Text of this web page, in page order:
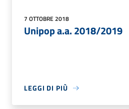
7 OTTOBRE 2018
Unipop a.a. 2018/2019
LEGGI DI PIÙ